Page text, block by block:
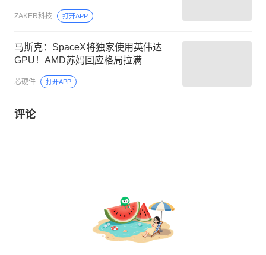
ZAKER科技 打开APP
马斯克：SpaceX将独家使用英伟达
GPU！AMD苏妈回应格局拉满
芯硬件 打开APP
评论